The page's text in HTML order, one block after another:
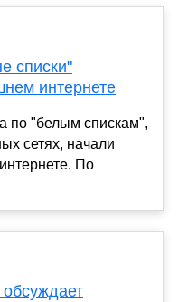
списки"
интернете
по "белым спискам",
сетях, начали
По